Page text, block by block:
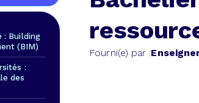
: Building
(BIM)
:
des
Fourni(e) par :